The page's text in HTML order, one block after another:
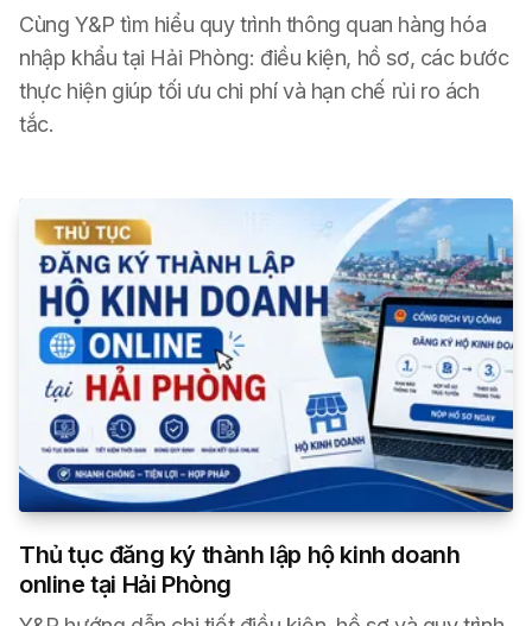
Cùng Y&P tìm hiểu quy trình thông quan hàng hóa
nhập khẩu tại Hải Phòng: điều kiện, hồ sơ, các bước
thực hiện giúp tối ưu chi phí và hạn chế rủi ro ách
tắc.
Thủ tục đăng ký thành lập hộ kinh doanh
online tại Hải Phòng